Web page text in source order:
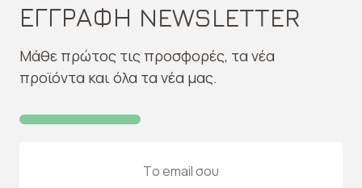
ΕΓΓΡΑΦΗ NEWSLETTER
Μάθε πρώτος τις προσφορές, τα νέα
προϊόντα και όλα τα νέα μας.